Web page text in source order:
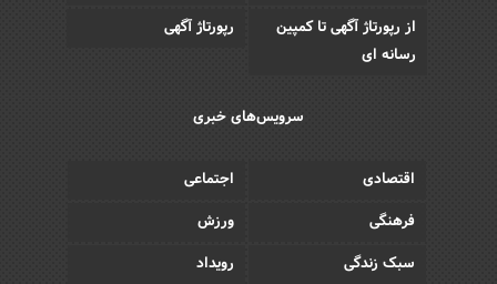
از رپورتاژ آگهی تا کمپین
رسانه ای
رپورتاژ آگهی
سرویس‌های خبری
اقتصادی
اجتماعی
فرهنگی
ورزش
سبک زندگی
رویداد